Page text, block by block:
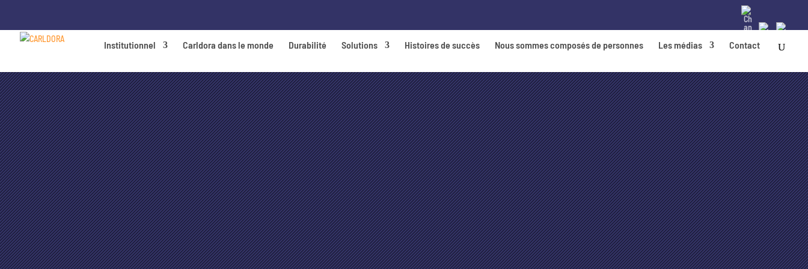
FAQ ZONE RÉSERVÉE
Institutionnel Carldora dans le monde Durabilité Solutions Histoires de succès Nous sommes composés de personnes Les médias Contact